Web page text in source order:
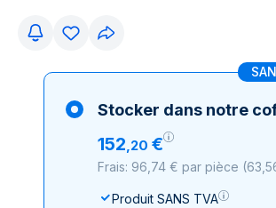
Stocker dans notre
152,20 €
Frais: 96,74 € par pièce (
Produit SANS TVA